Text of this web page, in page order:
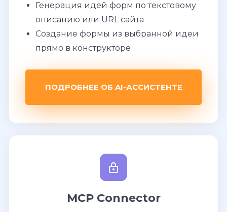
Генерация идей форм по текстовому
описанию или URL сайта
Создание формы из выбранной идеи
прямо в конструкторе
ПОДРОБНЕЕ ОБ AI-АССИСТЕНТЕ
MCP Connector